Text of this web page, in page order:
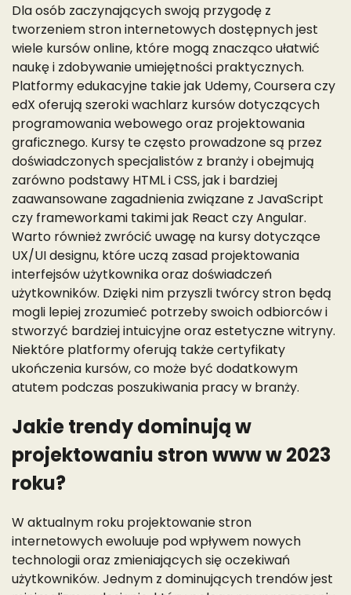
Dla osób zaczynających swoją przygodę z
tworzeniem stron internetowych dostępnych jest
wiele kursów online, które mogą znacząco ułatwić
naukę i zdobywanie umiejętności praktycznych.
Platformy edukacyjne takie jak Udemy, Coursera czy
edX oferują szeroki wachlarz kursów dotyczących
programowania webowego oraz projektowania
graficznego. Kursy te często prowadzone są przez
doświadczonych specjalistów z branży i obejmują
zarówno podstawy HTML i CSS, jak i bardziej
zaawansowane zagadnienia związane z JavaScript
czy frameworkami takimi jak React czy Angular.
Warto również zwrócić uwagę na kursy dotyczące
UX/UI designu, które uczą zasad projektowania
interfejsów użytkownika oraz doświadczeń
użytkowników. Dzięki nim przyszli twórcy stron będą
mogli lepiej zrozumieć potrzeby swoich odbiorców i
stworzyć bardziej intuicyjne oraz estetyczne witryny.
Niektóre platformy oferują także certyfikaty
ukończenia kursów, co może być dodatkowym
atutem podczas poszukiwania pracy w branży.
Jakie trendy dominują w
projektowaniu stron www w 2023
roku?
W aktualnym roku projektowanie stron
internetowych ewoluuje pod wpływem nowych
technologii oraz zmieniających się oczekiwań
użytkowników. Jednym z dominujących trendów jest